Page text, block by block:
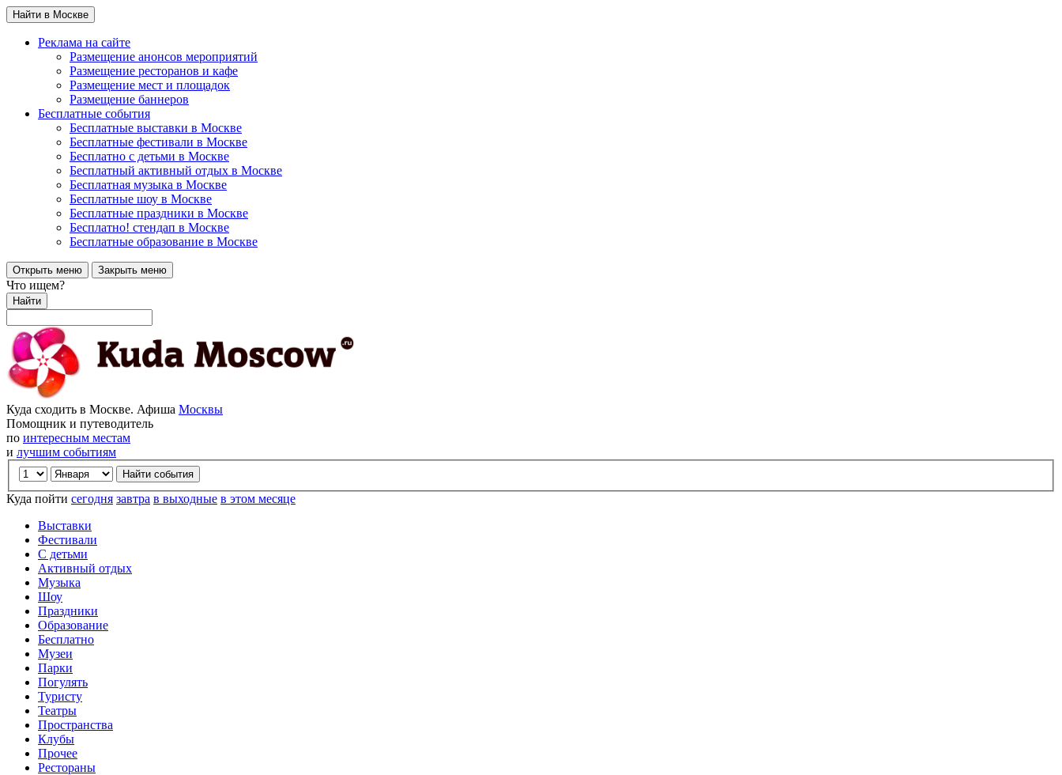
Найти в Москве
Реклама на сайте
Размещение анонсов мероприятий
Размещение ресторанов и кафе
Размещение мест и площадок
Размещение баннеров
Бесплатные события
Бесплатные выставки в Москве
Бесплатные фестивали в Москве
Бесплатно с детьми в Москве
Бесплатный активный отдых в Москве
Бесплатная музыка в Москве
Бесплатные шоу в Москве
Бесплатные праздники в Москве
Бесплатно! стендап в Москве
Бесплатные образование в Москве
Открыть меню Закрыть меню
Что ищем?
Найти
Куда сходить в Москве. Афиша Москвы
Помощник и путеводитель
по интересным местам
и лучшим событиям
Куда пойти сегодня завтра в выходные в этом месяце
Выставки
Фестивали
С детьми
Активный отдых
Музыка
Шоу
Праздники
Образование
Бесплатно
Музеи
Парки
Погулять
Туристу
Театры
Пространства
Клубы
Прочее
Рестораны